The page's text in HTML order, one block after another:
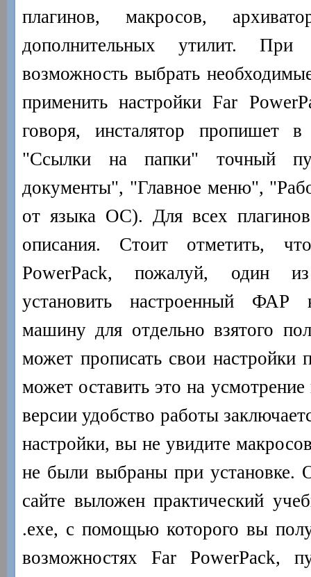
плагинов, макросов,
дополнительных утилит.
возможность выбрать
применить настройки Far
говоря, инсталятор пропишет
"Ссылки на папки" точный
документы", "Главное меню",
от языка ОС). Для всех
описания. Стоит отметить,
PowerPack, пожалуй, один
установить настроенный ФАР
машину для отдельно взятого
может прописать свои настройки
может оставить это на
версии удобство работы
настройки, вы не увидите
не были выбраны при установке.
сайте выложен практический
.exe, с помощью которого вы
возможностях Far PowerPack,